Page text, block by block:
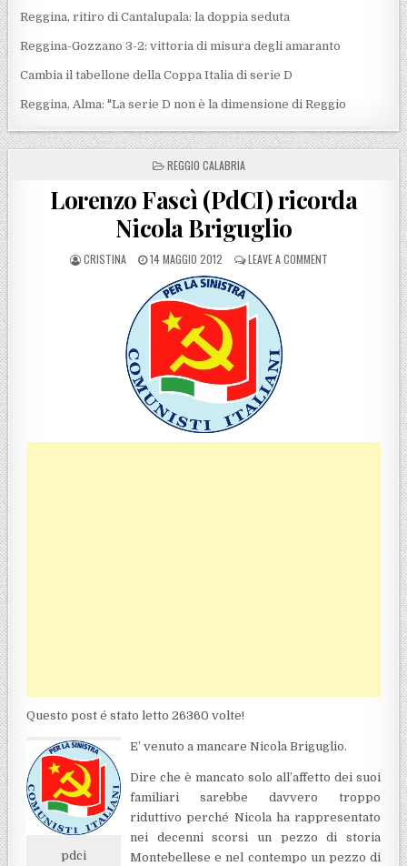
Reggina, ritiro di Cantalupala: la doppia seduta
Reggina-Gozzano 3-2: vittoria di misura degli amaranto
Cambia il tabellone della Coppa Italia di serie D
Reggina, Alma: "La serie D non è la dimensione di Reggio
POSTED IN
REGGIO CALABRIA
Lorenzo Fascì (PdCI) ricorda
Nicola Briguglio
POSTED BY
CRISTINA POSTED ON
14 MAGGIO 2012 LEAVE A COMMENT ON LORENZO
Questo post é stato letto 26360 volte!
pdci
E’ venuto a mancare Nicola Briguglio.
Dire che è mancato solo all’affetto dei suoi
familiari sarebbe davvero troppo
riduttivo perché Nicola ha rappresentato
nei decenni scorsi un pezzo di storia
Montebellese e nel contempo un pezzo di